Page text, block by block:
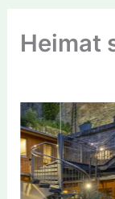
Heimat